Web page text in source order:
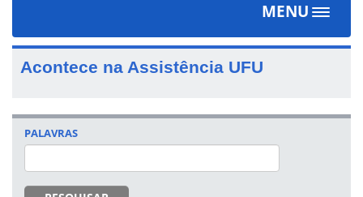
MENU
Toggle
Acontece na Assistência UFU
PALAVRAS